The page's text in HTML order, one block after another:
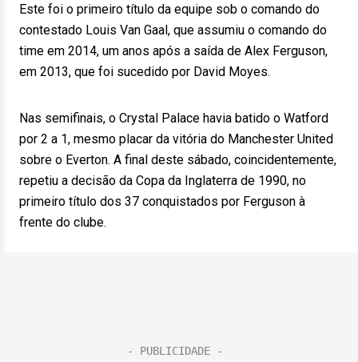
Este foi o primeiro título da equipe sob o comando do
contestado Louis Van Gaal, que assumiu o comando do
time em 2014, um anos após a saída de Alex Ferguson,
em 2013, que foi sucedido por David Moyes.
Nas semifinais, o Crystal Palace havia batido o Watford
por 2 a 1, mesmo placar da vitória do Manchester United
sobre o Everton. A final deste sábado, coincidentemente,
repetiu a decisão da Copa da Inglaterra de 1990, no
primeiro título dos 37 conquistados por Ferguson à
frente do clube.